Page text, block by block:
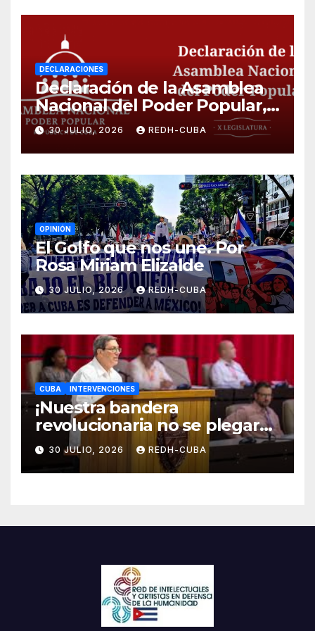
DECLARACIONES
Declaración de la Asamblea
Nacional del Poder Popular,
¡Cesen el cerco energético y
el castigo colectivo al pueblo
cubano!
30 JULIO, 2026 REDH-CUBA
OPINIÓN
El Golfo que nos une. Por
Rosa Miriam Elizalde
30 JULIO, 2026 REDH-CUBA
CUBA INTERVENCIONES
¡Nuestra bandera
revolucionaria no se plegará
jamás! Por Bruno Rodríguez
Parrilla
30 JULIO, 2026 REDH-CUBA